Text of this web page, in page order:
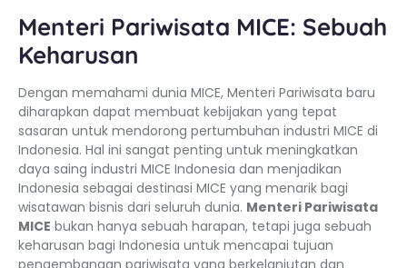
Menteri Pariwisata MICE: Sebuah
Keharusan
Dengan memahami dunia MICE, Menteri Pariwisata baru
diharapkan dapat membuat kebijakan yang tepat
sasaran untuk mendorong pertumbuhan industri MICE di
Indonesia. Hal ini sangat penting untuk meningkatkan
daya saing industri MICE Indonesia dan menjadikan
Indonesia sebagai destinasi MICE yang menarik bagi
wisatawan bisnis dari seluruh dunia. Menteri Pariwisata
MICE bukan hanya sebuah harapan, tetapi juga sebuah
keharusan bagi Indonesia untuk mencapai tujuan